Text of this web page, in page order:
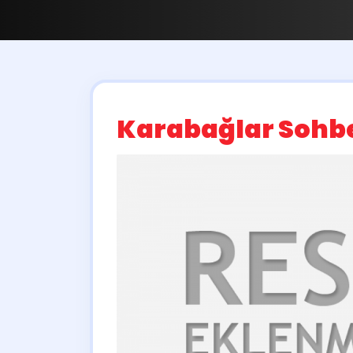
Karabağlar